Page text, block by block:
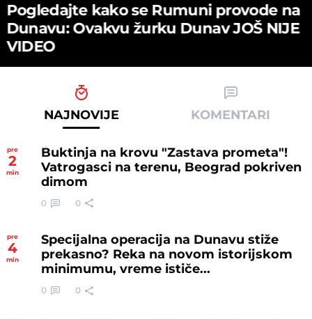
Pogledajte kako se Rumuni provode na
Dunavu: Ovakvu žurku Dunav JOŠ NIJE
VIDEO
NAJNOVIJE KOMENTARI
pre
2
min
Buktinja na krovu "Zastava prometa"!
Vatrogasci na terenu, Beograd pokriven
dimom
0 0
pre
4
min
Specijalna operacija na Dunavu stiže
prekasno? Reka na novom istorijskom
minimumu, vreme ističe...
0 0